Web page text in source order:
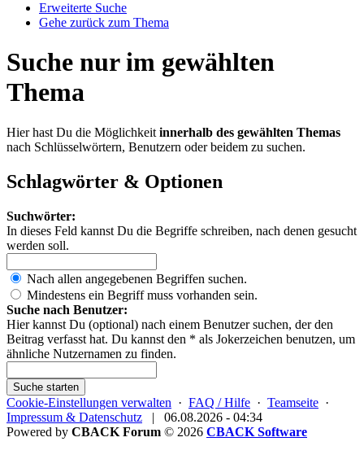
Erweiterte Suche
Gehe zurück zum Thema
Suche nur im gewählten
Thema
Hier hast Du die Möglichkeit innerhalb des gewählten Themas
nach Schlüsselwörtern, Benutzern oder beidem zu suchen.
Schlagwörter & Optionen
Suchwörter:
In dieses Feld kannst Du die Begriffe schreiben, nach denen gesucht
werden soll.
Nach allen angegebenen Begriffen suchen.
Mindestens ein Begriff muss vorhanden sein.
Suche nach Benutzer:
Hier kannst Du (optional) nach einem Benutzer suchen, der den
Beitrag verfasst hat. Du kannst den * als Jokerzeichen benutzen, um
ähnliche Nutzernamen zu finden.
Suche starten
Cookie-Einstellungen verwalten · FAQ / Hilfe · Teamseite ·
Impressum & Datenschutz |
06.08.2026 - 04:34
Powered by CBACK Forum © 2026 CBACK Software